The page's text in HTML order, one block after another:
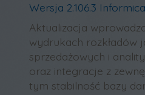
Wersja 2.106.3 Informica
Aktualizacja
wydrukach
sprzedażowych i
oraz integracje z
tym stabilność bazy